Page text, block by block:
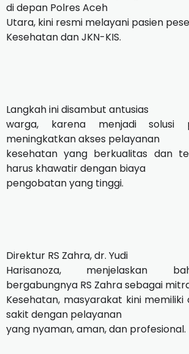
di depan Polres Aceh
Utara, kini resmi melayani pasien
Kesehatan dan JKN-KIS.
Langkah ini disambut antusias
warga, karena menjadi solusi
meningkatkan akses pelayanan
kesehatan yang berkualitas dan
harus khawatir dengan biaya
pengobatan yang tinggi.
Direktur RS Zahra, dr. Yudi
Harisanoza, menjelaskan
bergabungnya RS Zahra sebagai
Kesehatan, masyarakat kini
sakit dengan pelayanan
yang nyaman, aman, dan profesional.